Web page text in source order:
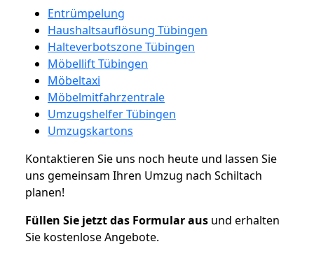
Entrümpelung
Haushaltsauflösung Tübingen
Halteverbotszone Tübingen
Möbellift Tübingen
Möbeltaxi
Möbelmitfahrzentrale
Umzugshelfer Tübingen
Umzugskartons
Kontaktieren Sie uns noch heute und lassen Sie
uns gemeinsam Ihren Umzug nach Schiltach
planen!
Füllen Sie jetzt das Formular aus und erhalten
Sie kostenlose Angebote.